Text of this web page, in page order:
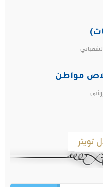
مواطن
تويتر